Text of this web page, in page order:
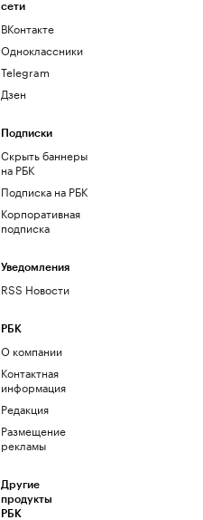
сети
ВКонтакте
Одноклассники
Telegram
Дзен
Подписки
Скрыть баннеры
на РБК
Подписка на РБК
Корпоративная
подписка
Уведомления
RSS Новости
РБК
О компании
Контактная
информация
Редакция
Размещение
рекламы
Другие
продукты
РБК